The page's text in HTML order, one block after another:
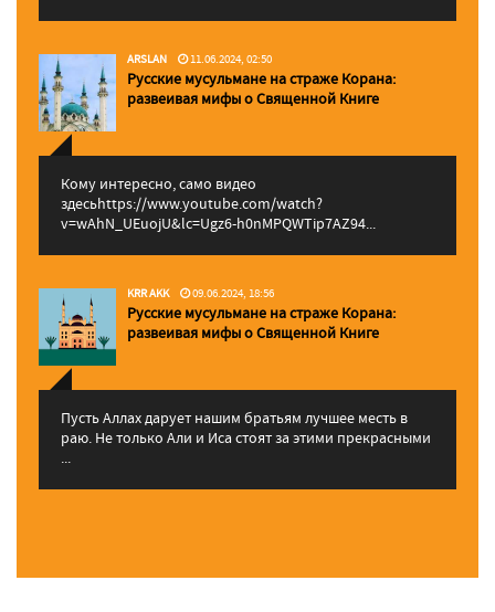
ARSLAN 11.06.2024, 02:50
Русские мусульмане на страже Корана:
pазвеивая мифы о Священной Книге
Кому интересно, само видео
здесьhttps://www.youtube.com/watch?
v=wAhN_UEuojU&lc=Ugz6-h0nMPQWTip7AZ94...
KRR AKK 09.06.2024, 18:56
Русские мусульмане на страже Корана:
pазвеивая мифы о Священной Книге
Пусть Аллах дарует нашим братьям лучшее месть в
раю. Не только Али и Иса стоят за этими прекрасными
...